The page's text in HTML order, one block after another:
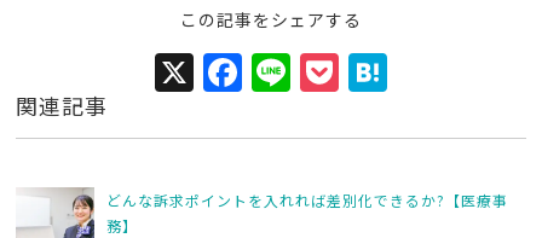
この記事をシェアする
X F
c
e
Li
e
P
c
k
e
n
関連記事
どんな訴求ポイントを入れれば差別化できるか?【医療事
務】